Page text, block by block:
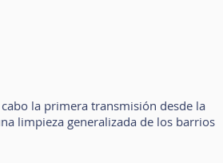
la primera transmisión desde la
limpieza generalizada de los barrios